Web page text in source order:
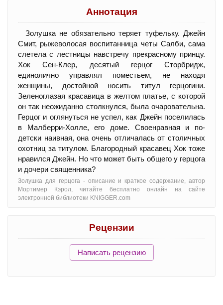
Аннотация
Золушка не обязательно теряет туфельку. Джейн
Смит, рыжеволосая воспитанница четы Салби, сама
слетела с лестницы навстречу прекрасному принцу.
Хок Сен-Клер, десятый герцог Сторбридж,
единолично управлял поместьем, не находя
женщины, достойной носить титул герцогини.
Зеленоглазая красавица в желтом платье, с которой
он так неожиданно столкнулся, была очаровательна.
Герцог и оглянуться не успел, как Джейн поселилась
в Малберри-Холле, его доме. Своенравная и по-
детски наивная, она очень отличалась от столичных
охотниц за титулом. Благородный красавец Хок тоже
нравился Джейн. Но что может быть общего у герцога
и дочери священника?
Золушка для герцога - oписание и краткое содержание, автор
Мортимер Кэрол, читайте бесплатно онлайн на сайте
электронной библиотеки KNIGGER.com
Рецензии
Написать рецензию